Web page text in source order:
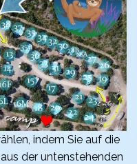
indem Sie auf die
der untenstehenden